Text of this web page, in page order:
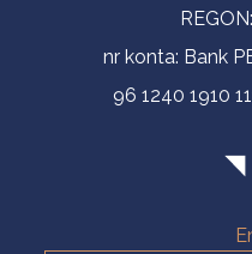
nr konta: Bank
96 1240 1910